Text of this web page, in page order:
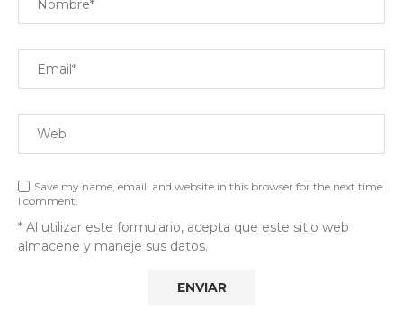
Save my name, email, and website in this browser for the next time
I comment.
* Al utilizar este formulario, acepta que este sitio web
almacene y maneje sus datos.